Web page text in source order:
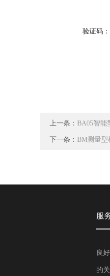
验证码：
上一条： BA05智能
下一条： BM测量
服
良
的